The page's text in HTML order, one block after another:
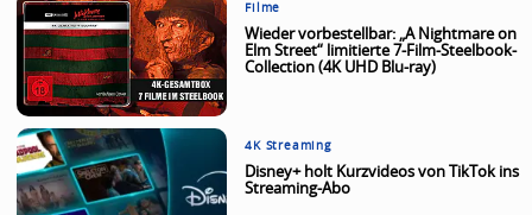
Filme
Wieder vorbestellbar: „A Nightmare on
Elm Street“ limitierte 7-Film-Steelbook-
Collection (4K UHD Blu-ray)
4K Streaming
Disney+ holt Kurzvideos von TikTok ins
Streaming-Abo